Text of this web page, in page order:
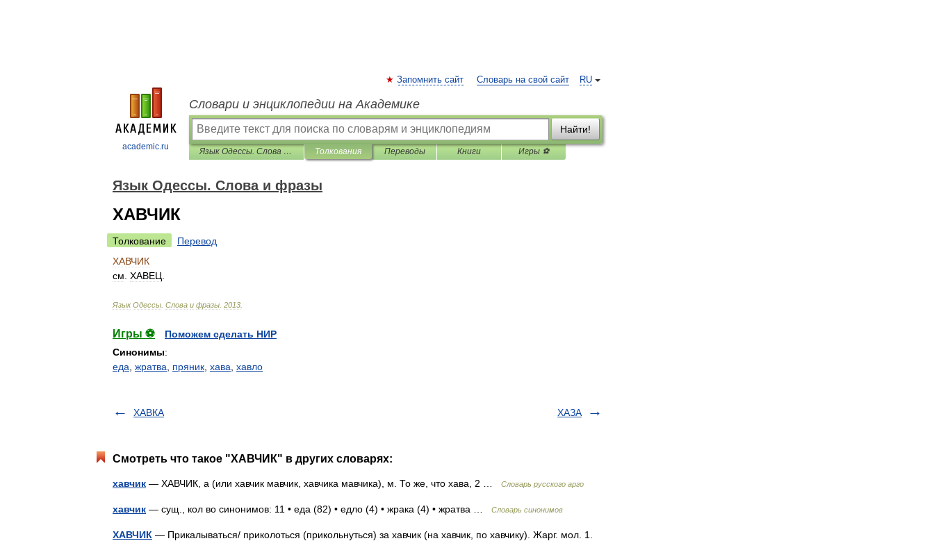
academic.ru
RU
Запомнить сайт Словарь на свой сайт
Словари и энциклопедии на Академике
Найти!
Язык Одессы. Слова и фразы Толкования Переводы Книги Игры ⚽
Язык Одессы. Слова и фразы
ХАВЧИК
Толкование
Перевод
ХАВЧИК
см ХАВЕЦ
Язык Одессы Слова и фразы 2013
Игры ⚽
Поможем сделать НИР
Синонимы:
еда жратва пряник хава хавло
ХАВКА ХАЗА
Смотреть что такое "ХАВЧИК" в других словарях:
хавчик — ХАВЧИК, а (или хавчик мавчик, хавчика мавчика), м. То же, что хава, 2 … Словарь русского арго
хавчик — сущ., кол во синонимов: 11 • еда (82) • едло (4) • жрака (4) • жратва … Словарь синонимов
ХАВЧИК — Прикалываться/ приколоться (прикольнуться) за хавчик (на хавчик, по хавчику). Жарг. мол. 1.